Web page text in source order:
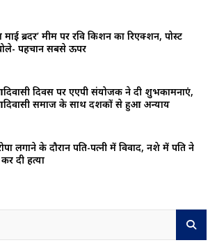
माई ब्रदर’ मीम पर रवि किशन का रिएक्शन, पोस्ट
पहचान सबसे ऊपर
दिवस पर एएपी संयोजक ने दी शुभकामनाएं,
समाज के साथ दशकों से हुआ अन्याय
लगाने के दौरान पति-पत्नी में विवाद, नशे में पति ने
कर दी हत्या